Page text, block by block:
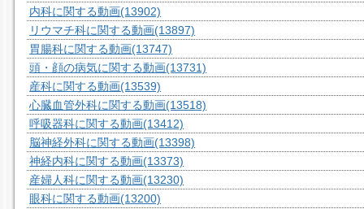
内科に関する動画(13902)
リウマチ科に関する動画(13897)
胃腸科に関する動画(13747)
頭・顔の病気に関する動画(13731)
産科に関する動画(13539)
心臓血管外科に関する動画(13518)
呼吸器科に関する動画(13412)
脳神経外科に関する動画(13398)
神経内科に関する動画(13373)
産婦人科に関する動画(13230)
眼科に関する動画(13200)